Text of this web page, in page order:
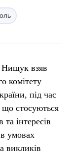
Нищук взяв
комітету
під час
що стосуються
інтересів
умовах
викликів